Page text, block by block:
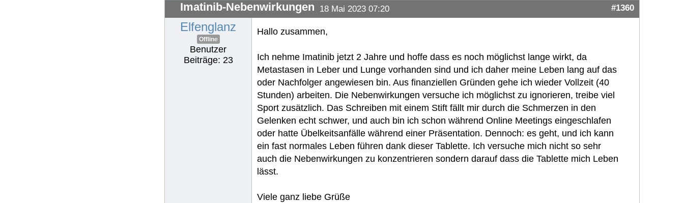
Imatinib-Nebenwirkungen 18 Mai 2023 07:20 #1360
Elfenglanz
Offline
Benutzer
Beiträge: 23
Hallo zusammen,
Ich nehme Imatinib jetzt 2 Jahre und hoffe dass es noch möglichst lange wirkt, da
Metastasen in Leber und Lunge vorhanden sind und ich daher meine Leben lang auf das
oder Nachfolger angewiesen bin. Aus finanziellen Gründen gehe ich wieder Vollzeit (40
Stunden) arbeiten. Die Nebenwirkungen versuche ich möglichst zu ignorieren, treibe viel
Sport zusätzlich. Das Schreiben mit einem Stift fällt mir durch die Schmerzen in den
Gelenken echt schwer, und auch bin ich schon während Online Meetings eingeschlafen
oder hatte Übelkeitsanfälle während einer Präsentation. Dennoch: es geht, und ich kann
ein fast normales Leben führen dank dieser Tablette. Ich versuche mich nicht so sehr
auch die Nebenwirkungen zu konzentrieren sondern darauf dass die Tablette mich Leben
lässt.
Viele ganz liebe Grüße